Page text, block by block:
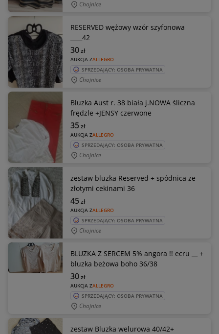
Chojnice
RESERVED wężowy wzór szyfonowa
____42
AUKCJA ZALLEGRO
30zł
SPRZEDAJĄCY: OSOBA PRYWATNA
Chojnice
Bluzka Aust r. 38 biała j.NOWA śliczna
frędzle +JENSY czerwone
AUKCJA ZALLEGRO
35zł
SPRZEDAJĄCY: OSOBA PRYWATNA
Chojnice
zestaw bluzka Reserved + spódnica ze
złotymi cekinami 36
AUKCJA ZALLEGRO
45zł
SPRZEDAJĄCY: OSOBA PRYWATNA
Chojnice
BLUZKA Z SERCEM 5% angora !! ecru __ +
bluzka beżowa boho 36/38
AUKCJA ZALLEGRO
30zł
SPRZEDAJĄCY: OSOBA PRYWATNA
Chojnice
zestaw Bluzka welurowa 40/42+